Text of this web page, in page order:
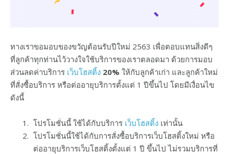
ทางเราขอมอบของขวัญต้อนรับปีใหม่ 2563 เพื่อตอบแทนสิ่งดีๆ
ที่ลูกค้าทุกท่านไว้วางใจใช้บริการของเราตลอดมา ด้วยการมอบ
ส่วนลดค่าบริการ เว็บโฮสติ้ง 20% ให้กับลูกค้าเก่า และลูกค้าใหม่
ที่สั่งซื้อบริการ หรือต่ออายุบริการตั้งแต่ 1 ปีขึ้นไป โดยมีเงื่อนไข
ดังนี้
โปรโมชั่นนี้ ใช้ได้กับบริการ เว็บโฮสติ้ง เท่านั้น
โปรโมชั่นนี้ใช้ได้กับการสั่งซื้อบริการเว็บโฮสติ้งใหม่ หรือ
ต่ออายุบริการเว็บโฮสติ้งตั้งแต่ 1 ปี ขึ้นไป ไม่รวมบริการที่